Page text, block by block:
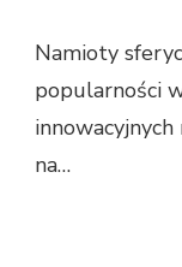
Namioty
popularności
innowacyjnych
na…